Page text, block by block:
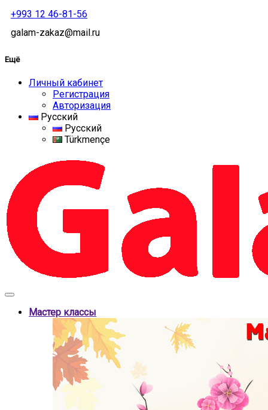
+993 12 46-81-56
galam-zakaz@mail.ru
Ещё
Личный кабинет
Регистрация
Авторизация
Русский
Русский
Türkmençe
Мастер классы